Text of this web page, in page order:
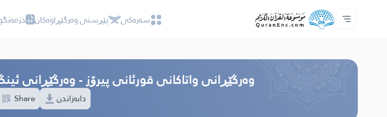
سه‌ره‌كی
پێڕستی وه‌رگێڕاوه‌كان
Audio
خزمەتگوزاریەکانی پەرەپێدەران - API
دەربارەی پرۆژە
په‌یوه‌ندیمان پێوه‌ بكه‌
زمان سه‌ره‌كی پێڕستی وه‌رگێڕاوه‌كان
وه‌رگێڕانی واتاکانی قورئانی پیرۆز - وەرگێڕانی
دابەزاندن Share